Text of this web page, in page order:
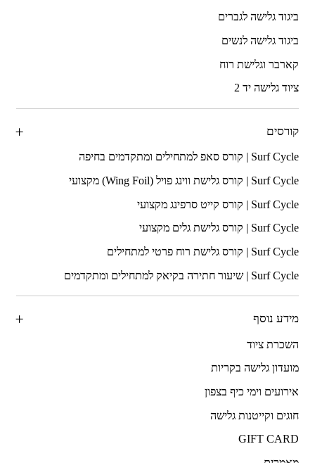
ביגוד גלישה לגברים
ביגוד גלישה לנשים
קארבר וגלישת רוח
ציוד גלישה יד 2
קורסים
מידע נוסף
השכרת ציוד
מועדון גלישה בקריות
אירועים וימי כיף בצפון
חוגים וקייטנות גלישה
GIFT CARD